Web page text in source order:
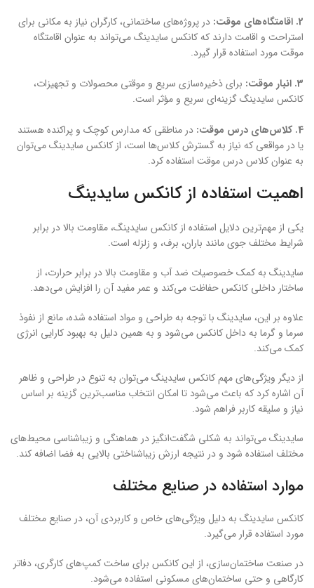
2. اقامتگاه‌های موقت: در پروژه‌های ساختمانی، کارگران نیاز به مکانی برای
استراحت و اقامت دارند که کانکس سایدینگ می‌تواند به عنوان اقامتگاه
موقت مورد استفاده قرار گیرد.
3. انبار موقت: برای ذخیره‌سازی سریع و موقتی محصولات و تجهیزات،
کانکس سایدینگ گزینه‌ای سریع و مؤثر است.
4. کلاس‌های درس موقت: در مناطقی که مدارس کوچک و پراکنده هستند
یا در مواقعی که نیاز به گسترش کلاس‌ها است، از کانکس سایدینگ می‌توان
به عنوان کلاس درس موقت استفاده کرد.
اهمیت استفاده از کانکس سایدینگ
یکی از مهم‌ترین دلایل استفاده از کانکس سایدینگ، مقاومت بالا در برابر
شرایط مختلف جوی مانند باران، برف، و زلزله است.
سایدینگ به کمک خصوصیات ضد آب و مقاومت بالا در برابر حرارت، از
ساختار داخلی کانکس حفاظت می‌کند و عمر مفید آن را افزایش می‌دهد.
علاوه بر این، سایدینگ با توجه به طراحی و مواد استفاده شده، مانع از نفوذ
سرما و گرما به داخل کانکس می‌شود و به همین دلیل به بهبود کارایی انرژی
کمک می‌کند.
از دیگر ویژگی‌های مهم کانکس سایدینگ می‌توان به تنوع در طراحی و ظاهر
آن اشاره کرد که باعث می‌شود تا امکان انتخاب مناسب‌ترین گزینه بر اساس
نیاز و سلیقه کاربر فراهم شود.
سایدینگ می‌تواند به شکلی شگفت‌انگیز در هماهنگی و زیباشناسی محیط‌های
مختلف استفاده شود و در نتیجه ارزش زیباشناختی بالایی به فضا اضافه کند.
موارد استفاده در صنایع مختلف
کانکس سایدینگ به دلیل ویژگی‌های خاص و کاربردی آن، در صنایع مختلف
مورد استفاده قرار می‌گیرد.
در صنعت ساختمان‌سازی، از این کانکس برای ساخت کمپ‌های کارگری، دفاتر
کارگاهی و حتی ساختمان‌های مسکونی استفاده می‌شود.